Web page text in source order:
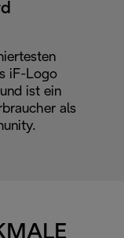
iF-Logo
ist ein
als